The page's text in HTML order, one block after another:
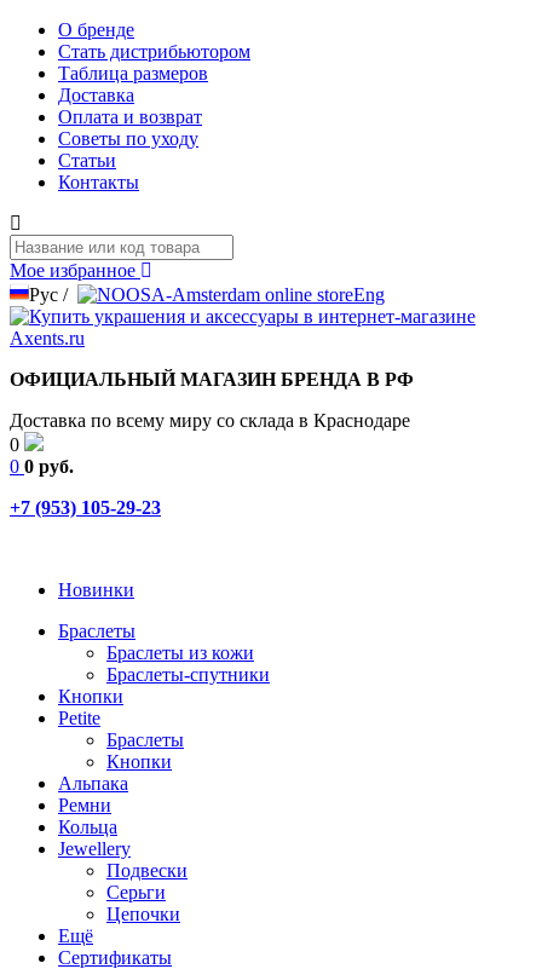
О бренде
Стать дистрибьютором
Таблица размеров
Доставка
Оплата и возврат
Советы по уходу
Статьи
Контакты
Мое избранное
Рус / Eng
ОФИЦИАЛЬНЫЙ МАГАЗИН БРЕНДА В РФ
Доставка по всему миру со склада в Краснодаре
0
0 0 руб.
+7 (953) 105-29-23
Новинки
Браслеты
Браслеты из кожи
Браслеты-спутники
Кнопки
Petite
Браслеты
Кнопки
Альпака
Ремни
Кольца
Jewellery
Подвески
Серьги
Цепочки
Ещё
Сертификаты